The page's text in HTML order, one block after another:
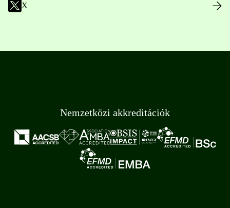
X
Nemzetközi akkreditációk